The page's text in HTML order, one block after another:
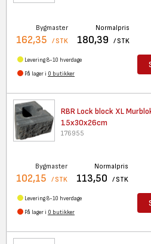
Bygmaster
162,35 / STK
Normalpris
180,39 / STK
Levering 8-10 hverdage
På lager i 0 butikker
RBR Lock block XL
15x30x26cm
176955
Bygmaster
102,15 / STK
Normalpris
113,50 / STK
Levering 8-10 hverdage
På lager i 0 butikker